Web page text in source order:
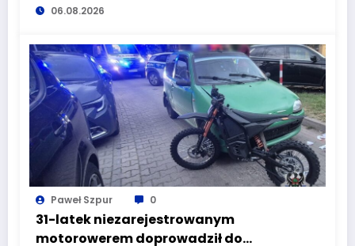
06.08.2026
Paweł Szpur 0
31-latek niezarejestrowanym
motorowerem doprowadził do